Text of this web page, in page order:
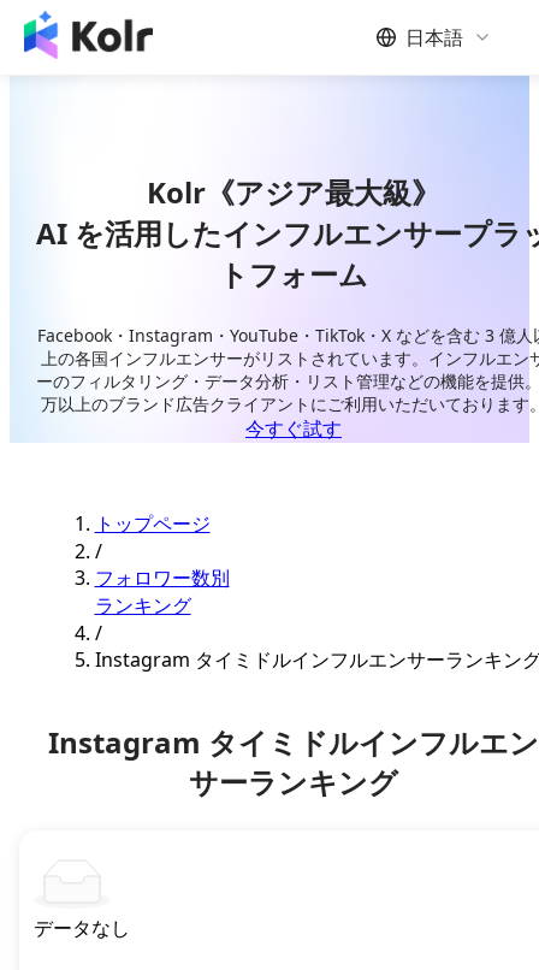
日本語
Kolr《アジア最大級》
AI を活用したインフルエンサープラ
トフォーム
Facebook・Instagram・YouTube・TikTok・X などを含む 3 億人
上の各国インフルエンサーがリストされています。インフルエン
ーのフィルタリング・データ分析・リスト管理などの機能を提供
万以上のブランド広告クライアントにご利用いただいております
今すぐ試す
トップページ
/
フォロワー数別
ランキング
/
Instagram タイミドルインフルエンサーランキン
Instagram タイミドルインフルエン
サーランキング
データなし